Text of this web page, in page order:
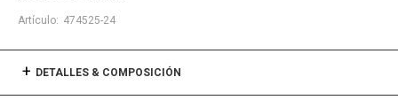
474525-24
DETALLES & COMPOSICIÓN